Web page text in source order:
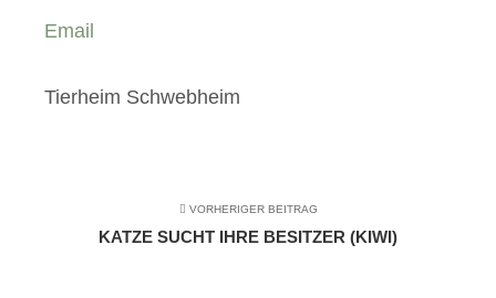
Email
Tierheim Schwebheim
VORHERIGER BEITRAG
KATZE SUCHT IHRE BESITZER (KIWI)